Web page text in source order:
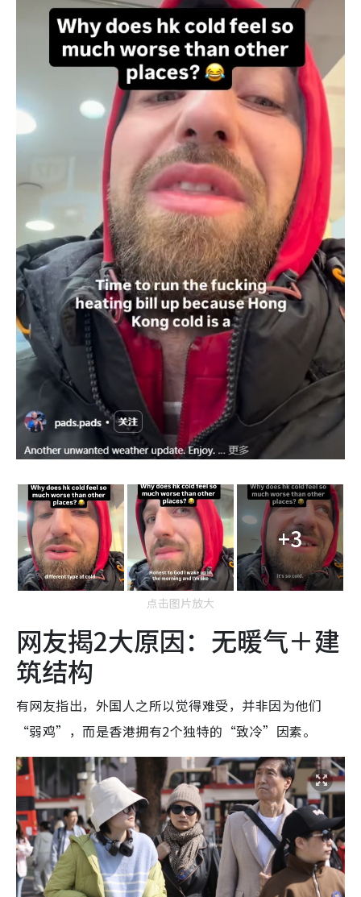
+3
点击图片放大
网友揭2大原因：无暖气＋建
筑结构
有网友指出，外国人之所以觉得难受，并非因为他们
“弱鸡”，而是香港拥有2个独特的“致冷”因素。